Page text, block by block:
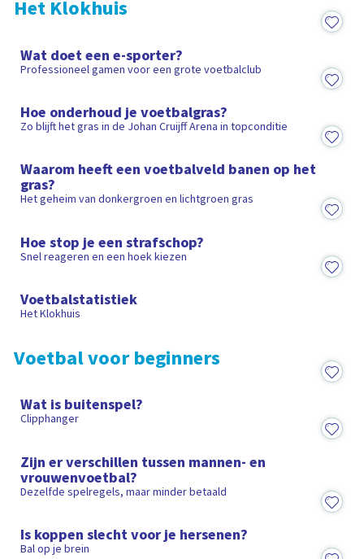
Het Klokhuis
Wat doet een e-sporter?
Professioneel gamen voor een grote voetbalclub
Hoe onderhoud je voetbalgras?
Zo blijft het gras in de Johan Cruijff Arena in topconditie
Waarom heeft een voetbalveld banen op het
gras?
Het geheim van donkergroen en lichtgroen gras
Hoe stop je een strafschop?
Snel reageren en een hoek kiezen
Voetbalstatistiek
Het Klokhuis
Voetbal voor beginners
Wat is buitenspel?
Clipphanger
Zijn er verschillen tussen mannen- en
vrouwenvoetbal?
Dezelfde spelregels, maar minder betaald
Is koppen slecht voor je hersenen?
Bal op je brein